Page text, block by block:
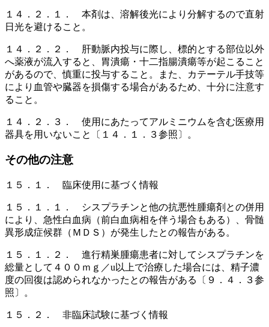
１４．２．１． 本剤は、溶解後光により分解するので直射
日光を避けること。
１４．２．２． 肝動脈内投与に際し、標的とする部位以外
へ薬液が流入すると、胃潰瘍・十二指腸潰瘍等が起こること
があるので、慎重に投与すること。また、カテーテル手技等
により血管や臓器を損傷する場合があるため、十分に注意す
ること。
１４．２．３． 使用にあたってアルミニウムを含む医療用
器具を用いないこと〔１４．１．３参照〕。
その他の注意
１５．１． 臨床使用に基づく情報
１５．１．１． シスプラチンと他の抗悪性腫瘍剤との併用
により、急性白血病（前白血病相を伴う場合もある）、骨髄
異形成症候群（ＭＤＳ）が発生したとの報告がある。
１５．１．２． 進行精巣腫瘍患者に対してシスプラチンを
総量として４００ｍｇ／u以上で治療した場合には、精子濃
度の回復は認められなかったとの報告がある〔９．４．３参
照〕。
１５．２． 非臨床試験に基づく情報